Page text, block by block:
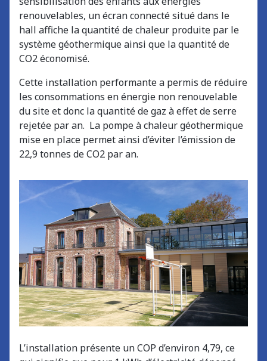
renouvelables, un écran connecté situé dans le
hall affiche la quantité de chaleur produite par le
système géothermique ainsi que la quantité de
CO2 économisé.
Cette installation performante a permis de réduire
les consommations en énergie non renouvelable
du site et donc la quantité de gaz à effet de serre
rejetée par an. La pompe à chaleur géothermique
mise en place permet ainsi d’éviter l’émission de
22,9 tonnes de CO2 par an.
L’installation présente un COP d’environ 4,79, ce